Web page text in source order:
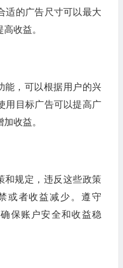
适的广告尺寸可以最大
收益。
能，可以根据用户的兴
用目标广告可以提高广
收益。
和规定，违反这些政策
或者收益减少。遵守
保账户安全和收益稳